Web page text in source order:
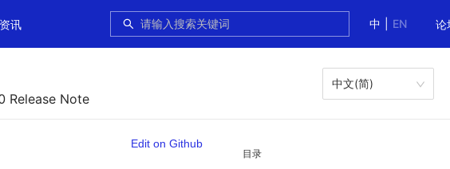
中
EN 论
资讯
Release Note
中文(简)
目录
Edit on Github